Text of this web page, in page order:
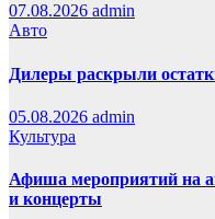
07.08.2026 admin
Авто
Дилеры раскрыли
05.08.2026 admin
Культура
Афиша мероприятий на
и концерты